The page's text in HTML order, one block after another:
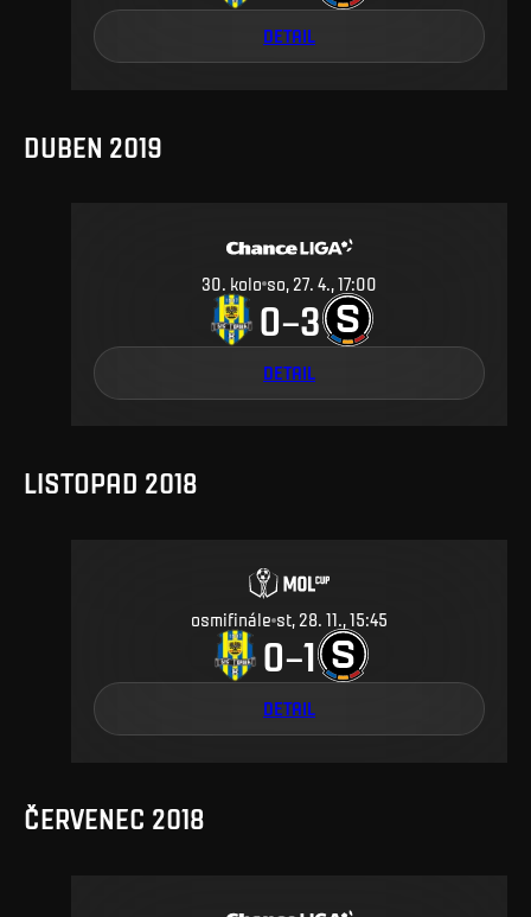
DETAIL
DUBEN 2019
30. kolo so, 27. 4., 17:00
0–3
DETAIL
LISTOPAD 2018
osmifinále st, 28. 11., 15:45
0–1
DETAIL
ČERVENEC 2018